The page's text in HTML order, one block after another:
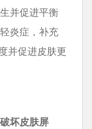
并促进平衡
炎症，补充
并促进皮肤更
坏皮肤屏